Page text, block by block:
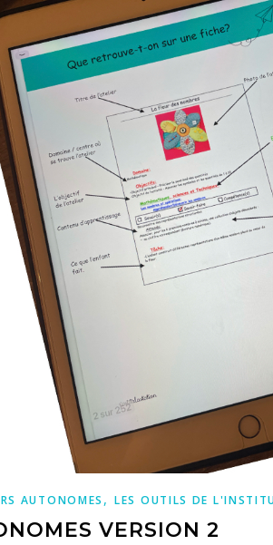
AUTONOMES ,LES OUTILS DE
VERSION 2